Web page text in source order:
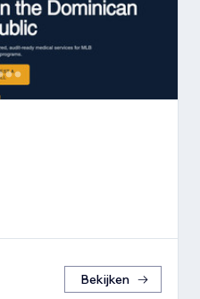
Bekijken